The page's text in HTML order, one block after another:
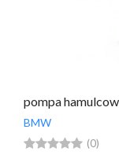
pompa
BMW
 (0)